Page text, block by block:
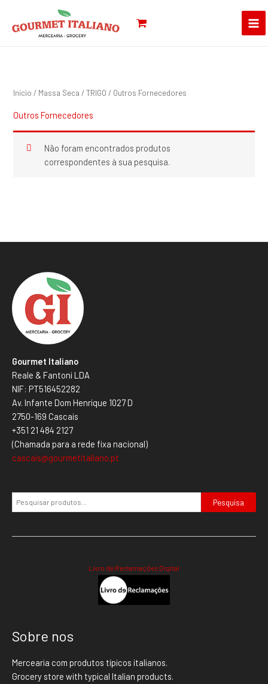
content
Início / Massa Seca /TRIGO / Outros Fornecedores
Outros Fornecedores
Não foram encontrados produtos
correspondentes à sua pesquisa.
Gourmet Italiano
Reale & Fantoni LDA
NIF: PT516452282
Av. Infante Dom Henrique 1027 D
2750-169 Cascais
+351 21 484 2127
(Chamada para a rede fixa nacional)
cascais@gourmetitaliano.pt
Pesquisa
Livro de Reclamações Digital
Sobre nos
Mercearia com produtos típicos italianos.
Grocery store with typical Italian products.